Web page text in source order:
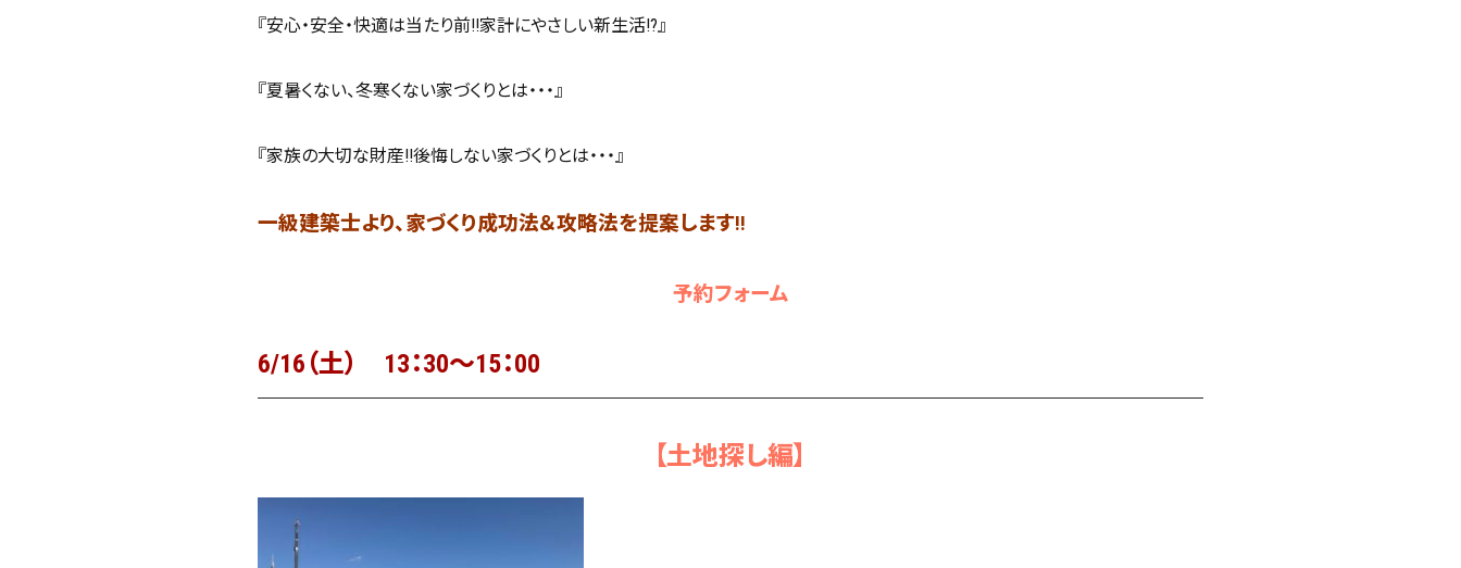
『安心・安全・快適は当たり前!!家計にやさしい新生活!?』
『夏暑くない、冬寒くない家づくりとは・・・』
『家族の大切な財産!!後悔しない家づくりとは・・・』
一級建築士より、家づくり成功法＆攻略法を提案します!!
予約フォーム
6/16（土） 13：30～15：00
【土地探し編】